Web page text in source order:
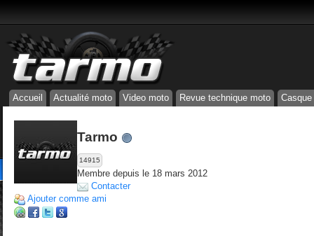
Accueil Actualité moto Video moto Revue technique moto
Tarmo
14915
Membre depuis le 18 mars 2012
Contacter
Ajouter comme ami